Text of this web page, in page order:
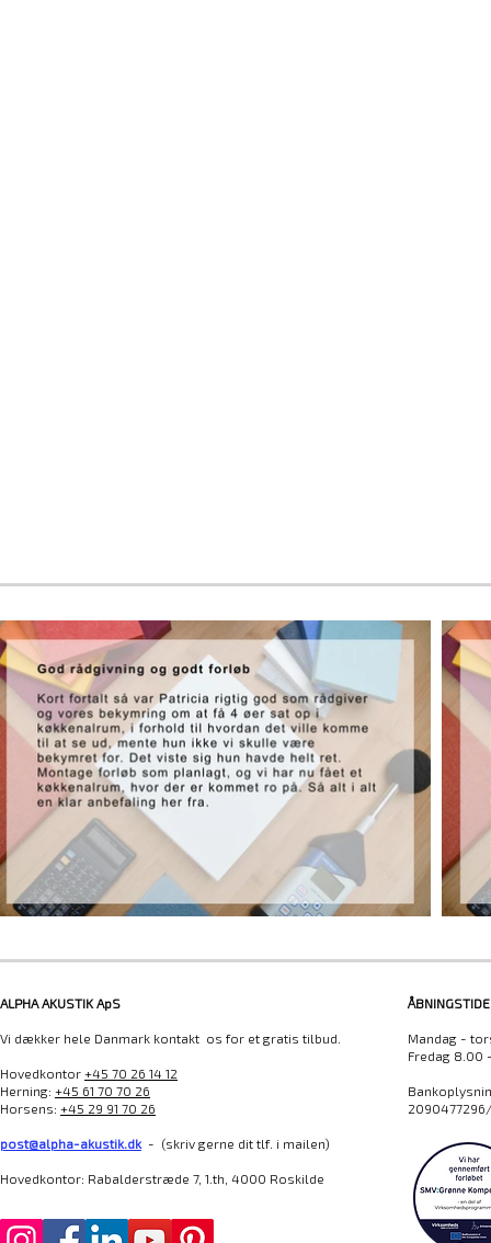
ALPHA AKUSTIK ApS
Vi dækker hele Danmark kontakt os for et gratis tilbud.
Hovedkontor +45 70 26 14 12
Herning: +45 61 70 70 26
Horsens: +45 29 91 70 26
post@alpha-akustik.dk- (skriv gerne dit tlf. i mailen)
Hovedkontor: Rabalderstræde 7, 1.th, 4000 Roskilde
Mandag -
Fredag 8.00